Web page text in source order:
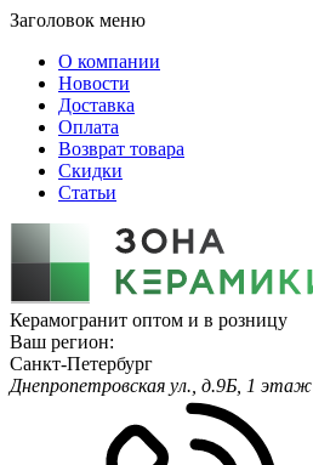
Заголовок меню
О компании
Новости
Доставка
Оплата
Возврат товара
Скидки
Статьи
Керамогранит оптом и в розницу
Ваш регион:
Санкт-Петербург
Днепропетровская ул., д.9Б, 1 этаж